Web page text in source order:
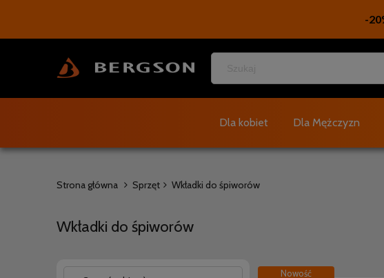
Dla kobiet Dla Mężczyzn
Strona główna Sprzęt Wkładki do śpiworów
Wkładki do śpiworów
Nowość